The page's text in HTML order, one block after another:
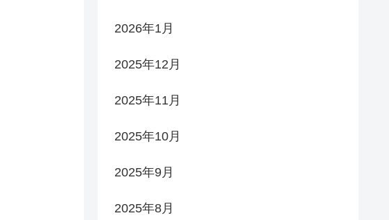
2026年1月
2025年12月
2025年11月
2025年10月
2025年9月
2025年8月